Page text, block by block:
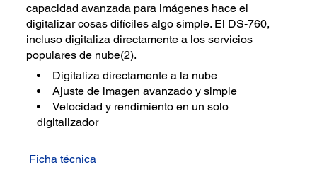
capacidad avanzada para imágenes hace el
digitalizar cosas difíciles algo simple. El DS-760,
incluso digitaliza directamente a los servicios
populares de nube(2).
Digitaliza directamente a la nube
Ajuste de imagen avanzado y simple
Velocidad y rendimiento en un solo
digitalizador
Ficha técnica